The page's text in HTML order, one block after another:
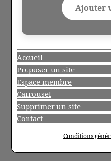
Ajouter
Accueil
Proposer un site
Espace membre
Carrousel
Supprimer un site
Contact
Conditions